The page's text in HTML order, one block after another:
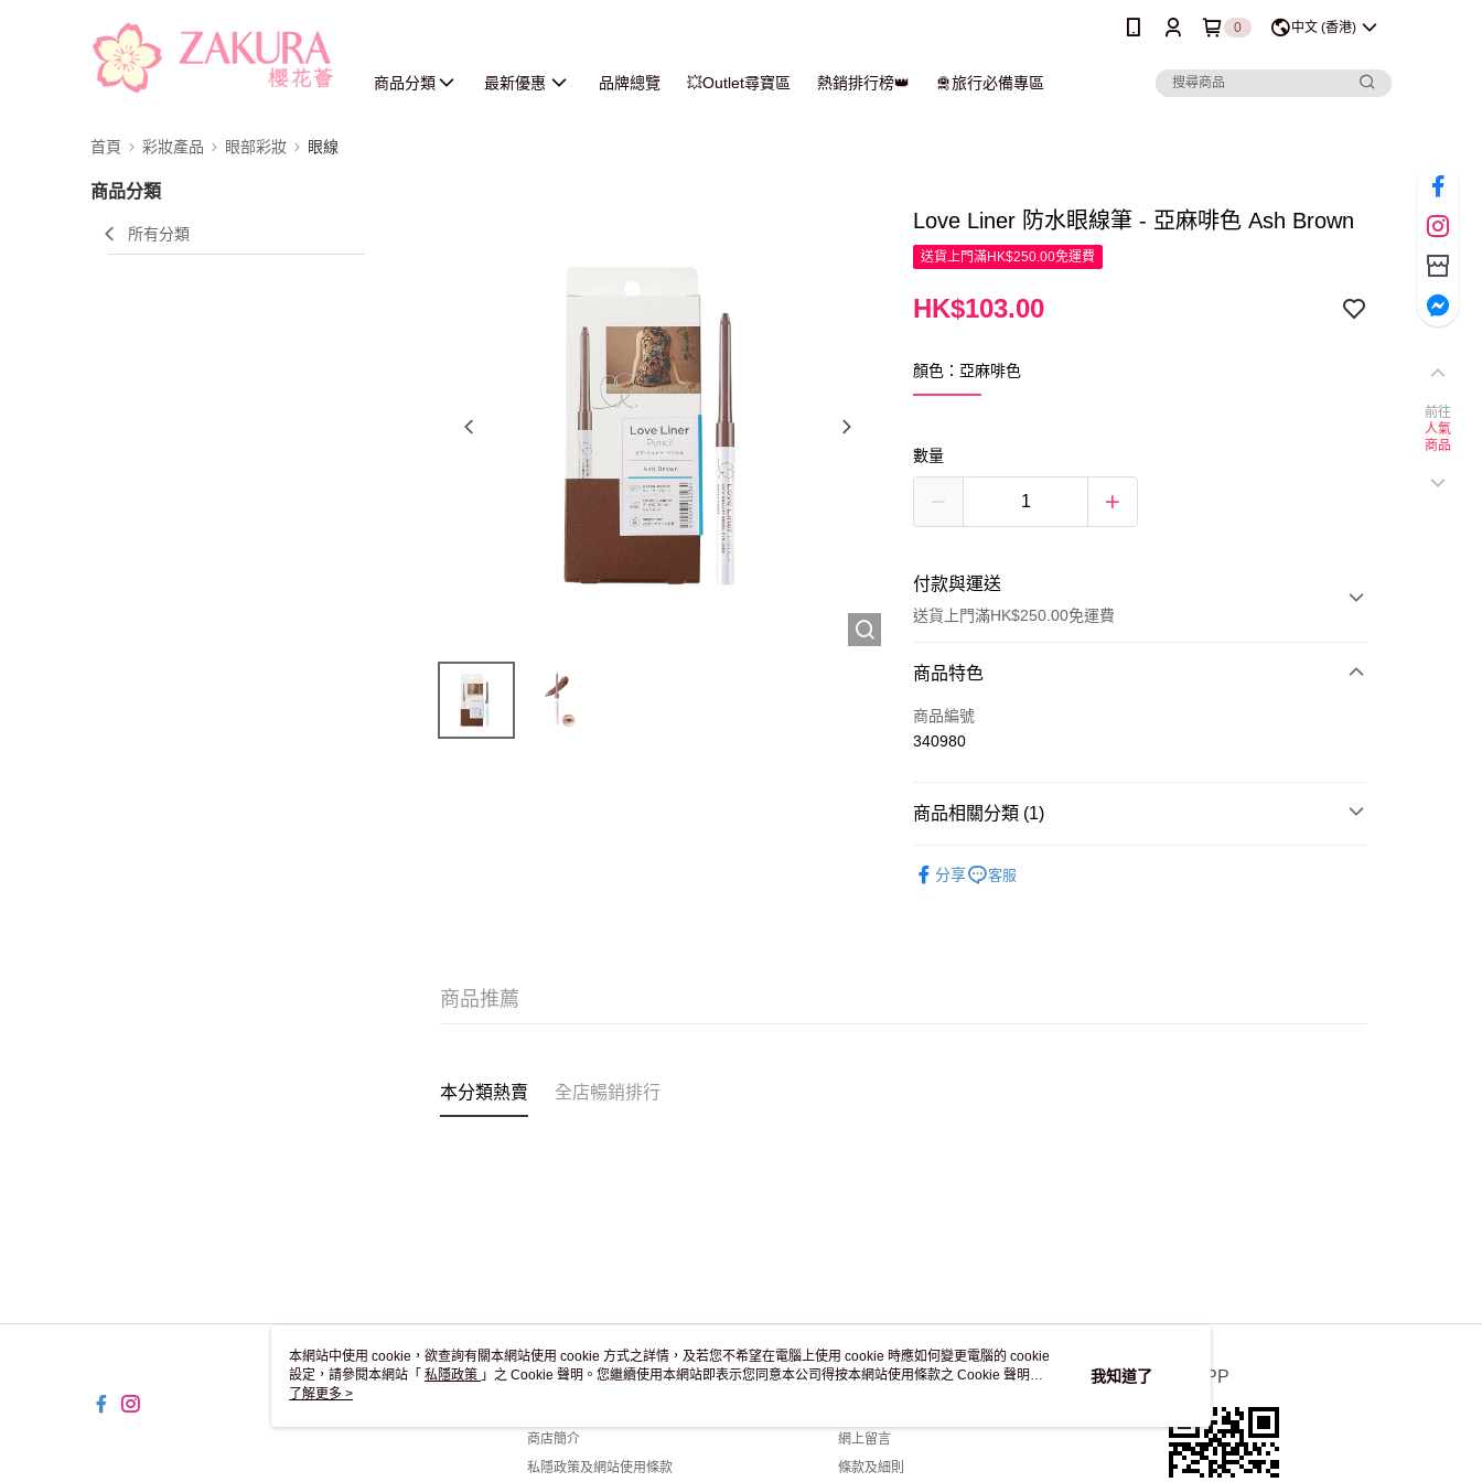
0 中文 (香港)
商品分類 最新優惠 品牌總覽 💥Outlet尋寶區 熱銷排行榜👑 🛅旅行必備專區
首頁 彩妝產品 眼部彩妝 眼線
商品分類
所有分類
Love Liner 防水眼線筆 - 亞麻啡色 Ash Brown
送貨上門滿HK$250.00免運費
HK$103.00
顏色：亞麻啡色
數量
付款與運送
送貨上門滿HK$250.00免運費
付款方式
信用卡
商品特色
商品編號
340980
商品相關分類 (1)
分享
客服
商品推薦
本分類熱賣 全店暢銷排行
關於我們
商店簡介
私隱政策及網站使用條款
客戶服務
網上留言
條款及細則
官方APP
前往
人氣
商品
本網站中使用 cookie，欲查詢有關本網站使用 cookie 方式之詳情，及若您不希望在電腦上使用 cookie 時應如何變更電腦的 cookie
設定，請參閱本網站「 私隱政策 」之 Cookie 聲明。您繼續使用本網站即表示您同意本公司得按本網站使用條款之 Cookie 聲明使
用 cookie。
了解更多 >
我知道了